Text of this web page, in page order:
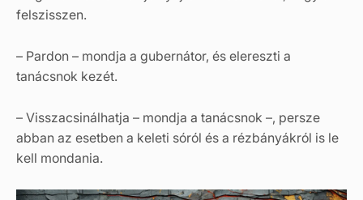
felszisszen.
– Pardon – mondja a gubernátor, és elereszti a
tanácsnok kezét.
– Visszacsinálhatja – mondja a tanácsnok –, persze
abban az esetben a keleti sóról és a rézbányákról is le
kell mondania.